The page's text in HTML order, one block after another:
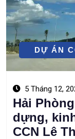
DỰ ÁN
5 Tháng 12,
Hải
dựng,
CCN Lê